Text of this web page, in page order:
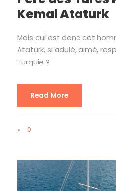
Kemal Ataturk
Mais qui est donc cet
Ataturk, si adulé, aimé,
Turquie ?
Read More
0